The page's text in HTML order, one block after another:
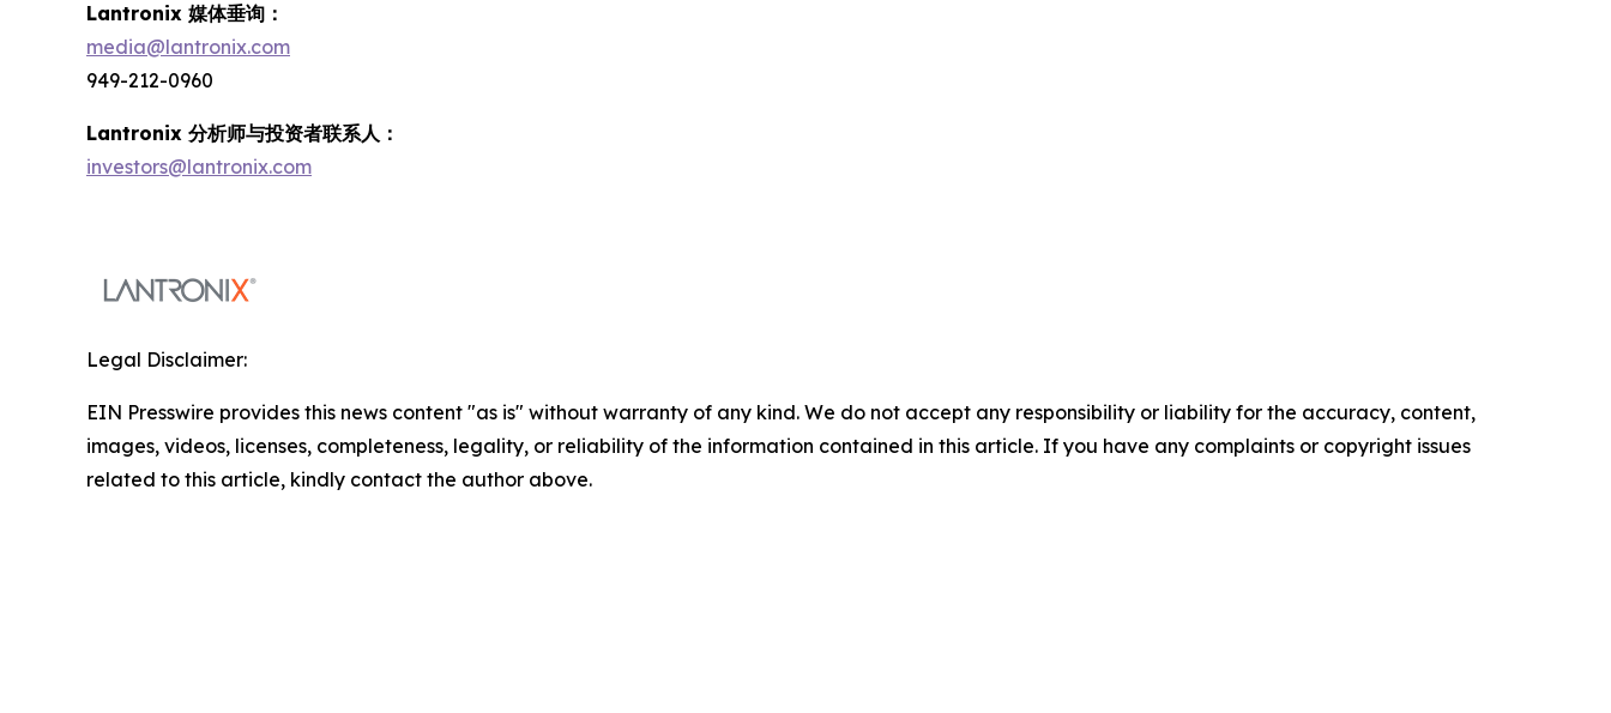
Lantronix 媒体垂询：
media@lantronix.com
949-212-0960
Lantronix 分析师与投资者联系人：
investors@lantronix.com
Legal Disclaimer:
EIN Presswire provides this news content "as is" without warranty of any kind. We do not accept any responsibility or liability for the accuracy, content,
images, videos, licenses, completeness, legality, or reliability of the information contained in this article. If you have any complaints or copyright issues
related to this article, kindly contact the author above.